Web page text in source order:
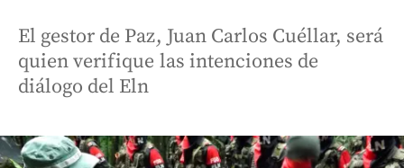
El gestor de Paz, Juan Carlos Cuéllar, será
quien verifique las intenciones de
diálogo del Eln